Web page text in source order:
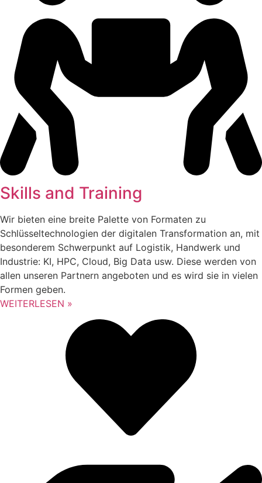
Skills and Training
Wir bieten eine breite Palette von Formaten zu
Schlüsseltechnologien der digitalen Transformation an, mit
besonderem Schwerpunkt auf Logistik, Handwerk und
Industrie: KI, HPC, Cloud, Big Data usw. Diese werden von
allen unseren Partnern angeboten und es wird sie in vielen
Formen geben.
WEITERLESEN »